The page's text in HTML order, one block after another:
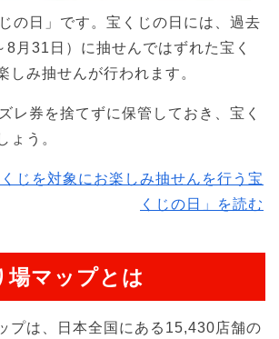
の日」です。宝くじの日には、過去
8月31日）に抽せんではずれた宝く
しみ抽せんが行われます。
レ券を捨てずに保管しておき、宝く
ょう。
くじを対象にお楽しみ抽せんを行う宝
くじの日」を読む
場マップとは
プは、日本全国にある15,430店舗の